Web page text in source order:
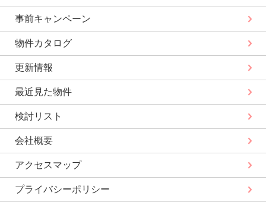
事前キャンペーン
物件カタログ
更新情報
最近見た物件
検討リスト
会社概要
アクセスマップ
プライバシーポリシー